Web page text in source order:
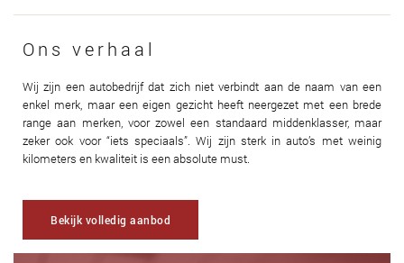
Ons verhaal
Wij zijn een autobedrijf dat zich niet verbindt aan de naam van een
enkel merk, maar een eigen gezicht heeft neergezet met een brede
range aan merken, voor zowel een standaard middenklasser, maar
zeker ook voor “iets speciaals”. Wij zijn sterk in auto’s met weinig
kilometers en kwaliteit is een absolute must.
Bekijk volledig aanbod